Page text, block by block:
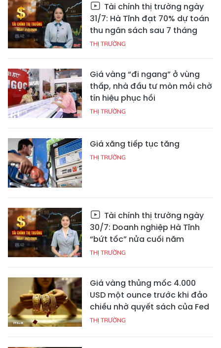
Tài chính thị trường ngày
31/7: Hà Tĩnh đạt 70% dự toán
thu ngân sách sau 7 tháng
THỊ TRƯỜNG
Giá vàng “đi ngang” ở vùng
thấp, nhà đầu tư mòn mỏi chờ
tín hiệu phục hồi
THỊ TRƯỜNG
Giá xăng tiếp tục tăng
THỊ TRƯỜNG
Tài chính thị trường ngày
30/7: Doanh nghiệp Hà Tĩnh
“bứt tốc” nửa cuối năm
THỊ TRƯỜNG
Giá vàng thủng mốc 4.000
USD một ounce trước khi đảo
chiều nhờ quyết sách của Fed
THỊ TRƯỜNG